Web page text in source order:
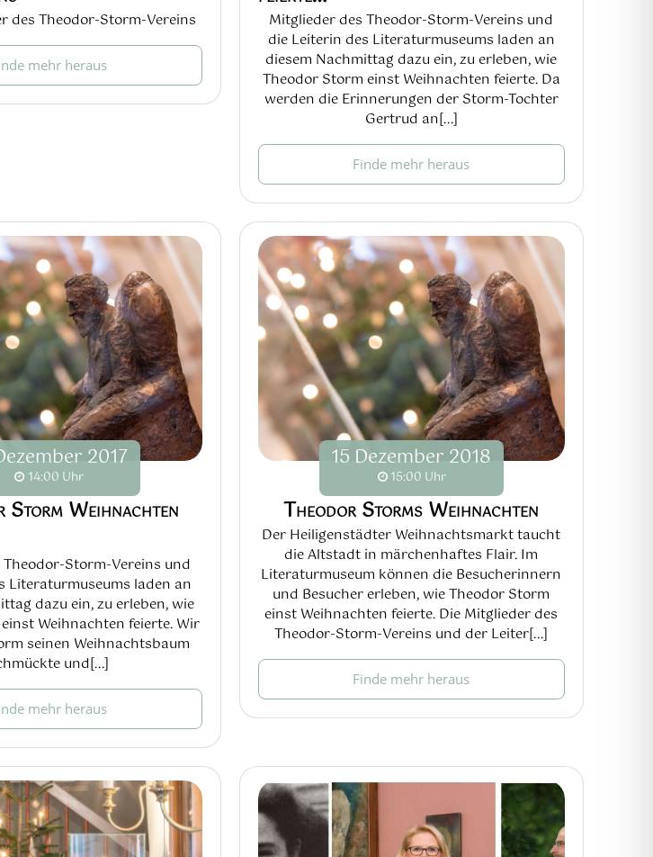
des Theodor-Storm-Vereins
mehr heraus
Mitglieder des Theodor-Storm-Vereins und
die Leiterin des Literaturmuseums laden an
diesem Nachmittag dazu ein, zu erleben, wie
Theodor Storm einst Weihnachten feierte. Da
werden die Erinnerungen der Storm-Tochter
Gertrud an[...]
Finde mehr heraus
2017
14:00 Uhr
Storm Weihnachten
Storm-Vereins und
Literaturmuseums laden an
dazu ein, zu erleben, wie
Weihnachten feierte. Wir
seinen Weihnachtsbaum
und[...]
mehr heraus
15 Dezember 2018
15:00 Uhr
Theodor Storms Weihnachten
Der Heiligenstädter Weihnachtsmarkt taucht
die Altstadt in märchenhaftes Flair. Im
Literaturmuseum können die Besucherinnern
und Besucher erleben, wie Theodor Storm
einst Weihnachten feierte. Die Mitglieder des
Theodor-Storm-Vereins und der Leiter[...]
Finde mehr heraus